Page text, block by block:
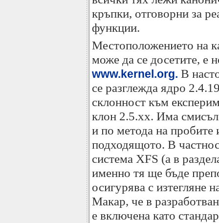
кръпки, отговорни за
функции.
Местоположението на
може да се досетите, е
www.kernel.org. В
се разглежда ядро
склонност към
клон 2.5.хх. Има смисъл
и по метода на пробите
подходящото. В
система XFS (а в
именно тя ще бъде
осигурява с изтегляне
Макар, че в
е включена като